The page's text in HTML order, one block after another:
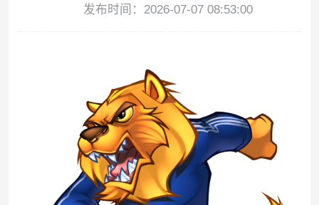
发布时间：2026-07-07 08:53:00